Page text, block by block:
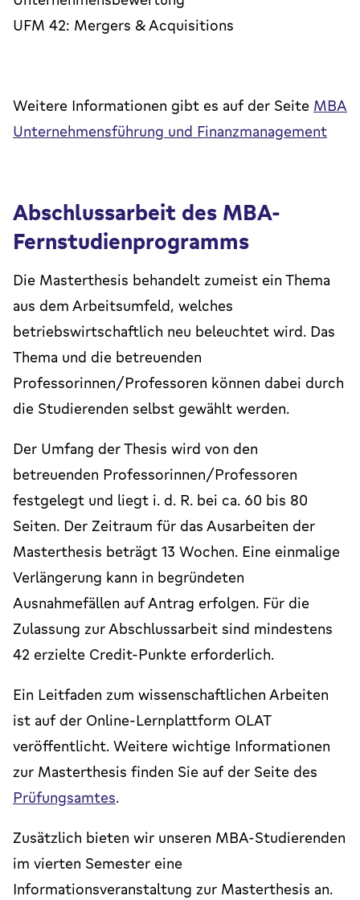
UFM 42: Mergers & Acquisitions
Weitere Informationen gibt es auf der Seite MBA
Unternehmensführung und Finanzmanagement
Abschlussarbeit des MBA-
Fernstudienprogramms
Die Masterthesis behandelt zumeist ein Thema
aus dem Arbeitsumfeld, welches
betriebswirtschaftlich neu beleuchtet wird. Das
Thema und die betreuenden
Professorinnen/Professoren können dabei durch
die Studierenden selbst gewählt werden.
Der Umfang der Thesis wird von den
betreuenden Professorinnen/Professoren
festgelegt und liegt i. d. R. bei ca. 60 bis 80
Seiten. Der Zeitraum für das Ausarbeiten der
Masterthesis beträgt 13 Wochen. Eine einmalige
Verlängerung kann in begründeten
Ausnahmefällen auf Antrag erfolgen. Für die
Zulassung zur Abschlussarbeit sind mindestens
42 erzielte Credit-Punkte erforderlich.
Ein Leitfaden zum wissenschaftlichen Arbeiten
ist auf der Online-Lernplattform OLAT
veröffentlicht. Weitere wichtige Informationen
zur Masterthesis finden Sie auf der Seite des
Prüfungsamtes.
Zusätzlich bieten wir unseren MBA-Studierenden
im vierten Semester eine
Informationsveranstaltung zur Masterthesis an.